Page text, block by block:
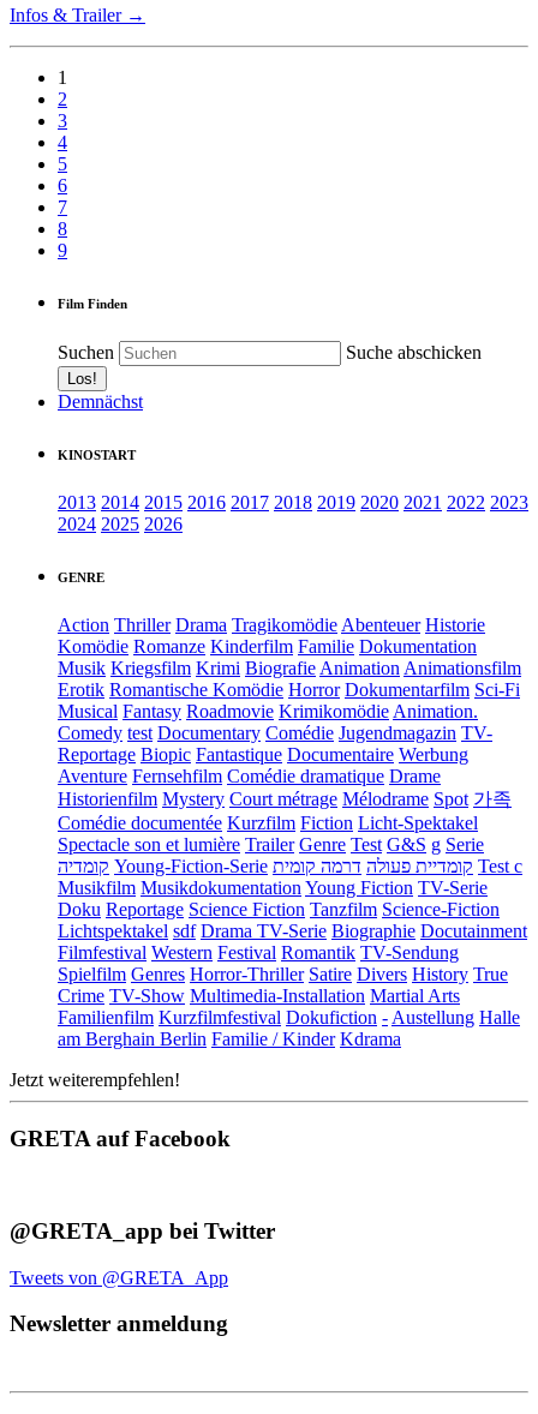
Infos & Trailer →
1
2
3
4
5
6
7
8
9
Film Finden
Suchen Suche abschicken
Demnächst
KINOSTART
2013 2014 2015 2016 2017 2018 2019 2020 2021 2022 2023
2024 2025 2026
GENRE
Action Thriller Drama Tragikomödie Abenteuer Historie
Komödie Romanze Kinderfilm Familie Dokumentation
Musik Kriegsfilm Krimi Biografie Animation Animationsfilm
Erotik Romantische Komödie Horror Dokumentarfilm Sci-Fi
Musical Fantasy Roadmovie Krimikomödie Animation.
Comedy test Documentary Comédie Jugendmagazin TV-
Reportage Biopic Fantastique Documentaire Werbung
Aventure Fernsehfilm Comédie dramatique Drame
Historienfilm Mystery Court métrage Mélodrame Spot 가족
Comédie documentée Kurzfilm Fiction Licht-Spektakel
Spectacle son et lumière Trailer Genre Test G&S g Serie
קומדיה Young-Fiction-Serie קומדיית פעולה דרמה קומית
Test c
Musikfilm Musikdokumentation Young Fiction TV-Serie
Doku Reportage Science Fiction Tanzfilm Science-Fiction
Lichtspektakel sdf Drama TV-Serie Biographie Docutainment
Filmfestival Western Festival Romantik TV-Sendung
Spielfilm Genres Horror-Thriller Satire Divers History True
Crime TV-Show Multimedia-Installation Martial Arts
Familienfilm Kurzfilmfestival Dokufiction - Austellung Halle
am Berghain Berlin Familie / Kinder Kdrama
Jetzt weiterempfehlen!
GRETA auf Facebook
@GRETA_app bei Twitter
Tweets von @GRETA_App
Newsletter anmeldung